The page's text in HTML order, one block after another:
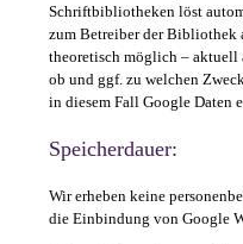
Schriftbibliotheken löst
zum Betreiber der Bibliothek
theoretisch möglich – aktuell
ob und ggf. zu welchen
in diesem Fall Google Daten
Speicherdauer:
Wir erheben keine
die Einbindung von Google